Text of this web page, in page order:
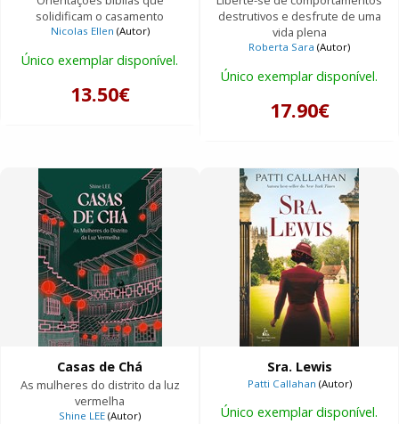
solidificam o casamento
Nicolas Ellen (Autor)
Único exemplar disponível.
13.50€
destrutivos e desfrute de uma
vida plena
Roberta Sara (Autor)
Único exemplar disponível.
17.90€
Casas de Chá
As mulheres do distrito da luz
vermelha
Shine LEE (Autor)
Sra. Lewis
Patti Callahan (Autor)
Único exemplar disponível.